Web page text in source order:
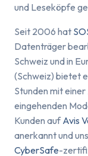
und Leseköpfe
Seit 2006 hat
Datenträger
Schweiz und in
(Schweiz) bietet
Stunden mit
eingehenden
Kunden aufAvis
anerkannt und
CyberSafe-